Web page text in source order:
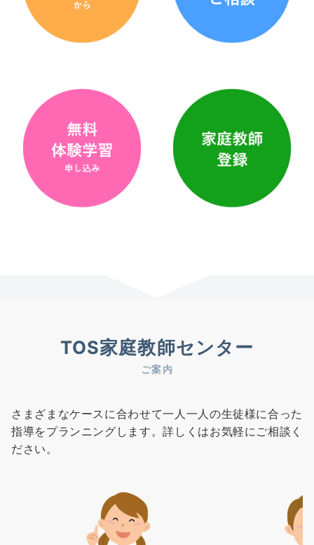
TOS家庭教師センター
ご案内
さまざまなケースに合わせて一人一人の生徒様に合った
指導をプランニングします。詳しくはお気軽にご相談く
ださい。